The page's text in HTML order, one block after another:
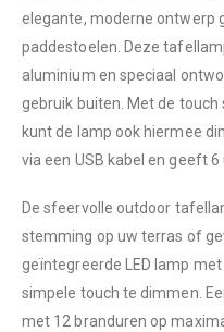
elegante, moderne ontwerp
paddestoelen. Deze
aluminium en speciaal
gebruik buiten. Met de
kunt de lamp ook hiermee
via een USB kabel en geeft
De sfeervolle outdoor
stemming op uw terras of
geïntegreerde LED lamp
simpele touch te dimmen.
met 12 branduren op